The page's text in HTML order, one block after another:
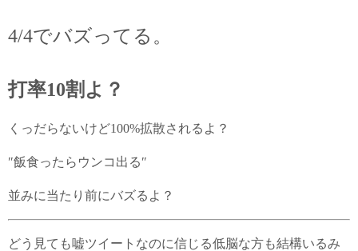
4/4でバズってる。
打率10割よ？
くっだらないけど100%拡散されるよ？
″飯食ったらウンコ出る″
並みに当たり前にバズるよ？
どう見ても嘘ツイートなのに信じる低脳な方も結構いるみ